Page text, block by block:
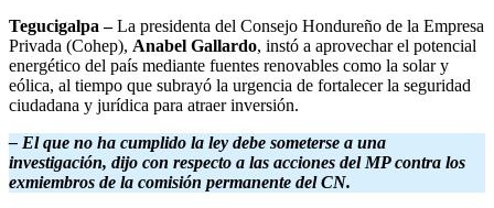
Tegucigalpa –La presidenta del Consejo Hondureño de la Empresa
Privada (Cohep), Anabel Gallardo, instó a aprovechar el potencial
energético del país mediante fuentes renovables como la solar y
eólica, al tiempo que subrayó la urgencia de fortalecer la seguridad
ciudadana y jurídica para atraer inversión.
– El que no ha cumplido la ley debe someterse a una
investigación, dijo con respecto a las acciones del MP contra los
exmiembros de la comisión permanente del CN.